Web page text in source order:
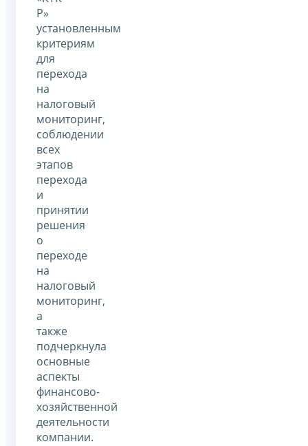
Р»
установленным
критериям
для
перехода
на
налоговый
мониторинг,
соблюдении
всех
этапов
перехода
и
принятии
решения
о
переходе
на
налоговый
мониторинг,
а
также
подчеркнула
основные
аспекты
финансово-
хозяйственной
деятельности
компании.